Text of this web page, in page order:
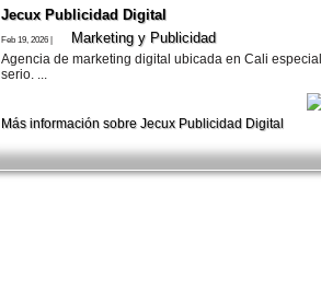
Jecux Publicidad Digital
Feb 19, 2026 | Marketing y Publicidad
Agencia de marketing digital ubicada en Cali
serio. ...
Más información sobre Jecux Publicidad Digital